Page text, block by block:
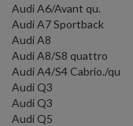
Audi A6/Avant qu.
Audi A7 Sportback
Audi A8
Audi A8/S8 quattro
Audi A4/S4 Cabrio./qu
Audi Q3
Audi Q3
Audi Q5